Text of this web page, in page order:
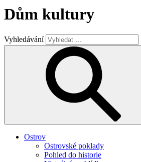
Dům kultury
Vyhledávání
Ostrov
Ostrovské poklady
Pohled do historie